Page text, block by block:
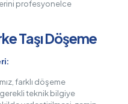
profesyonelce
Taşı Döşeme
farklı döşeme
teknik bilgiye